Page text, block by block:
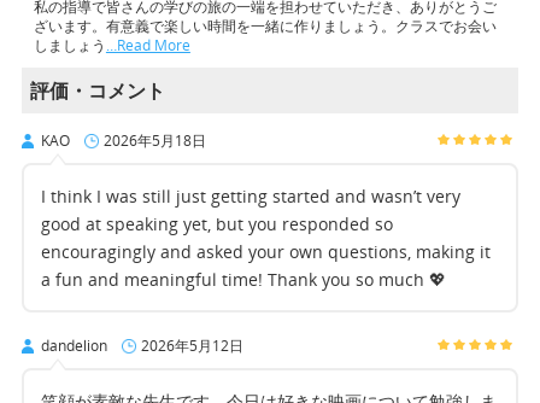
私の指導で皆さんの学びの旅の一端を担わせていただき、ありがとうご
ざいます。有意義で楽しい時間を一緒に作りましょう。クラスでお会い
しましょう …Read More
評価・コメント
KAO 2026年5月18日
I think I was still just getting started and wasn’t very
good at speaking yet, but you responded so
encouragingly and asked your own questions, making it
a fun and meaningful time! Thank you so much 💖
dandelion 2026年5月12日